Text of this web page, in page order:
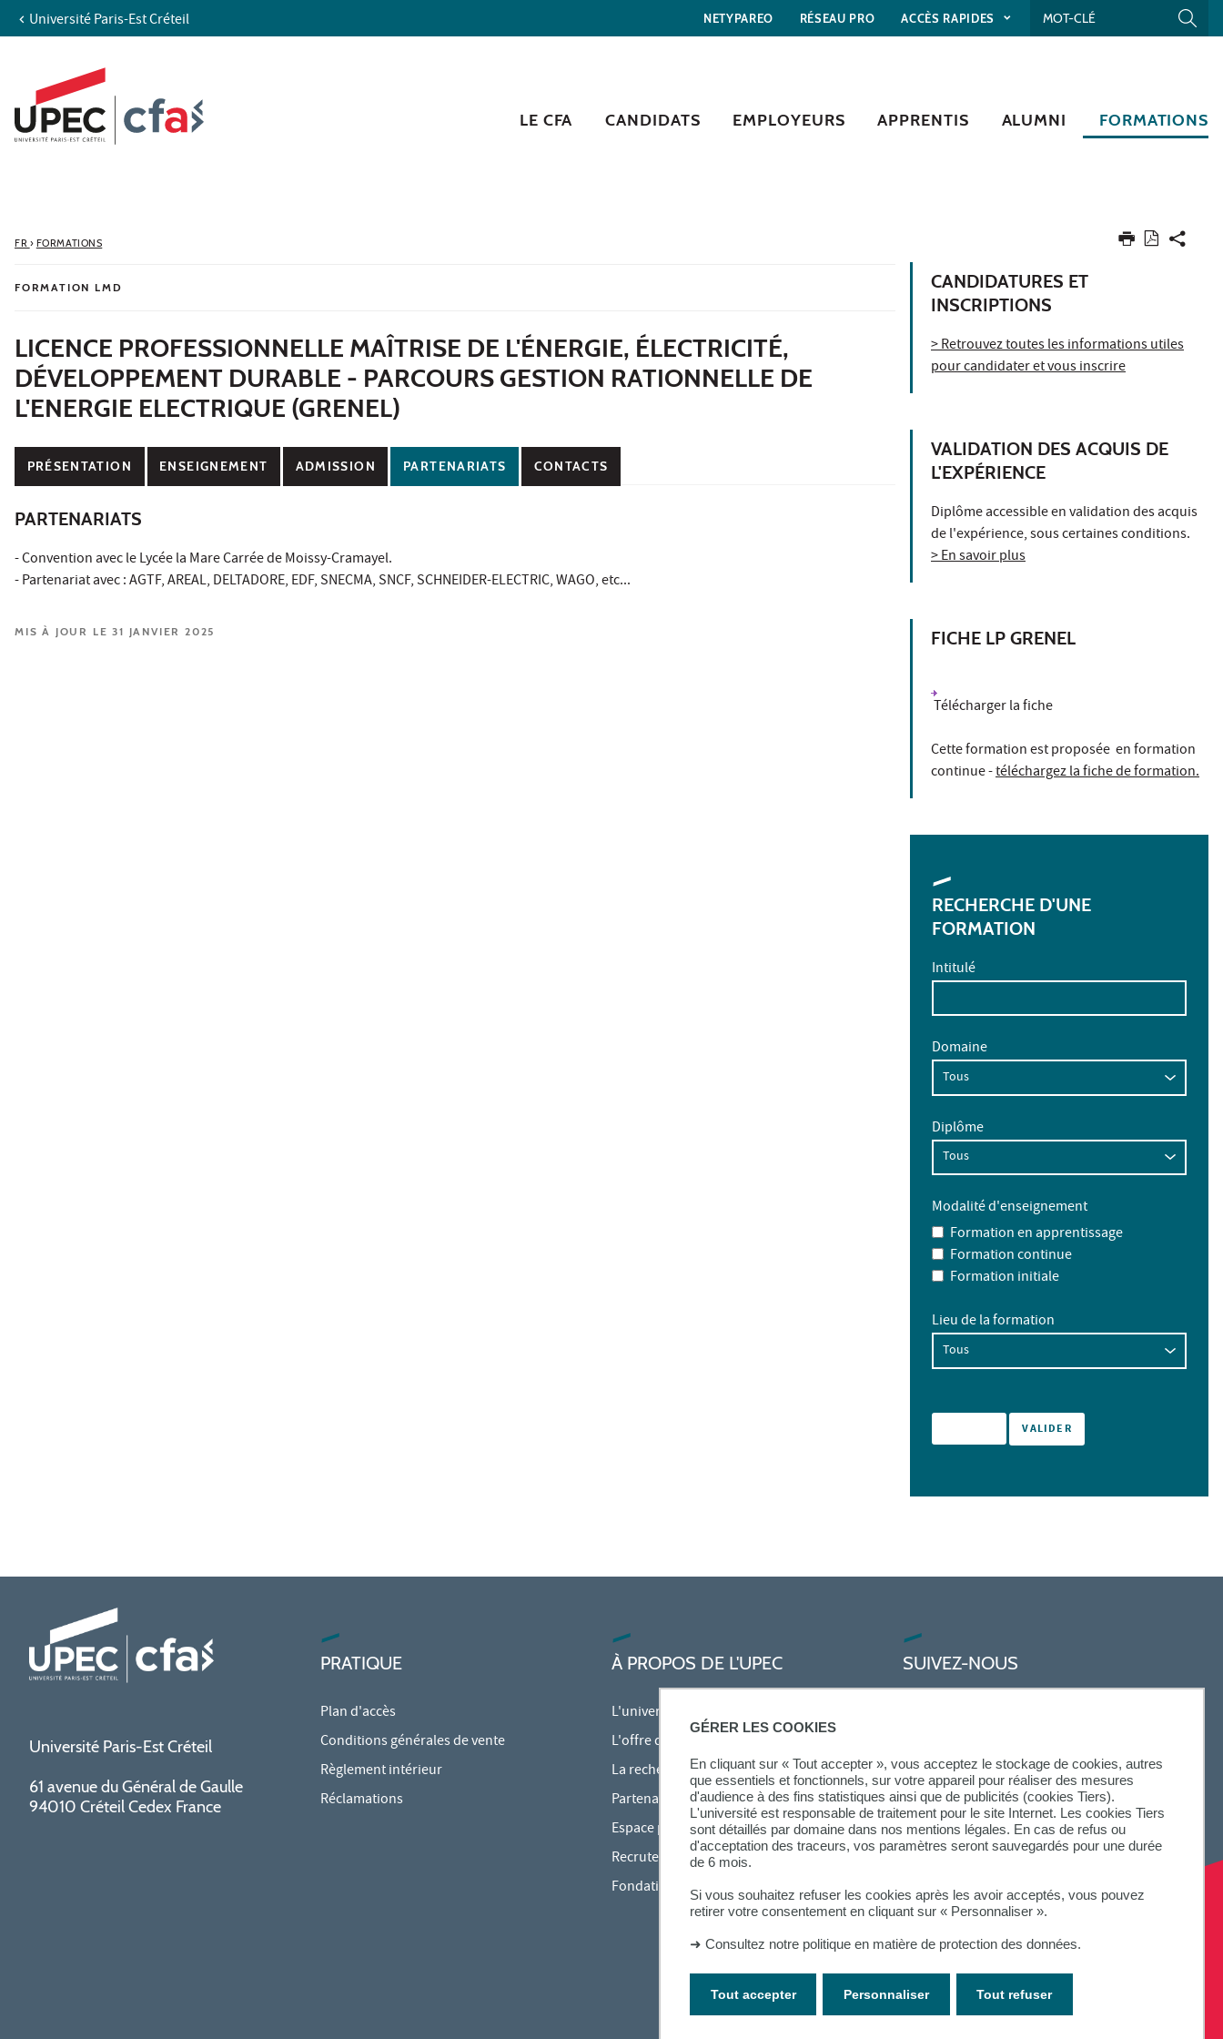
GÉRER LES COOKIES
En cliquant sur « Tout accepter », vous acceptez le stockage de cookies, autres
que essentiels et fonctionnels, sur votre appareil pour réaliser des mesures
d'audience à des fins statistiques ainsi que de publicités (cookies Tiers).
L'université est responsable de traitement pour le site Internet. Les cookies Tiers
sont détaillés par domaine dans nos mentions légales. En cas de refus ou
d'acceptation des traceurs, vos paramètres seront sauvegardés pour une durée
de 6 mois.
Si vous souhaitez refuser les cookies après les avoir acceptés, vous pouvez
retirer votre consentement en cliquant sur « Personnaliser ».
➜ Consultez notre politique en matière de protection des données.
Tout accepter Tout refuser
Personnaliser
Aller au contenu
Accès directs
Recherche
Université Paris-Est Créteil NETYPAREO RÉSEAU PRO ACCÈS RAPIDES
LE CFA CANDIDATS EMPLOYEURS APPRENTIS ALUMNI FORMATIONS
FR › FORMATIONS
FORMATION LMD
LICENCE PROFESSIONNELLE MAÎTRISE DE L'ÉNERGIE, ÉLECTRICITÉ,
DÉVELOPPEMENT DURABLE - PARCOURS GESTION RATIONNELLE DE
L'ENERGIE ELECTRIQUE (GRENEL)
PRÉSENTATION ENSEIGNEMENT ADMISSION PARTENARIATS CONTACTS
PARTENARIATS
- Convention avec le Lycée la Mare Carrée de Moissy-Cramayel.
- Partenariat avec : AGTF, AREAL, DELTADORE, EDF, SNECMA, SNCF, SCHNEIDER-ELECTRIC, WAGO, etc...
MIS À JOUR LE 31 JANVIER 2025
CANDIDATURES ET
INSCRIPTIONS
> Retrouvez toutes les informations utiles
pour candidater et vous inscrire
VALIDATION DES ACQUIS DE
L'EXPÉRIENCE
Diplôme accessible en validation des acquis
de l'expérience, sous certaines conditions.
> En savoir plus
FICHE LP GRENEL
Télécharger la fiche
Cette formation est proposée en formation
continue -téléchargez la fiche de formation.
RECHERCHE D'UNE
FORMATION
Intitulé
Domaine
Diplôme
Modalité d'enseignement
Formation en apprentissage
Formation continue
Formation initiale
Lieu de la formation
Université Paris-Est Créteil
61 avenue du Général de Gaulle
94010 Créteil Cedex France
PRATIQUE
Plan d'accès
Conditions générales de vente
Règlement intérieur
Réclamations
À PROPOS DE L'UPEC
L'université
L'offre de formation
La recherche à l'UPEC
Partenariats
Espace presse
Recrutement
Fondation
SUIVEZ-NOUS